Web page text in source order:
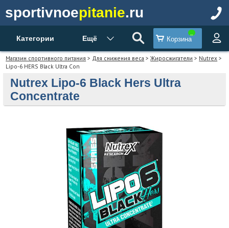
sportivnoepitanie.ru
Категории Ещё Корзина
Магазин спортивного питания > Для снижения веса >Жиросжигатели > Nutrex >
Lipo-6 HERS Black Ultra Con
Nutrex Lipo-6 Black Hers Ultra
Concentrate